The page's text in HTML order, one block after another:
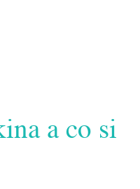
a co si